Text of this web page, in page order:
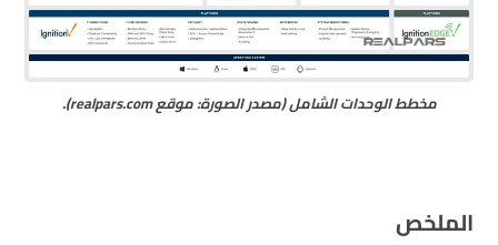
مخطط الوحدات الشامل (مصدر الصورة: موقع realpars.com).
الملخص